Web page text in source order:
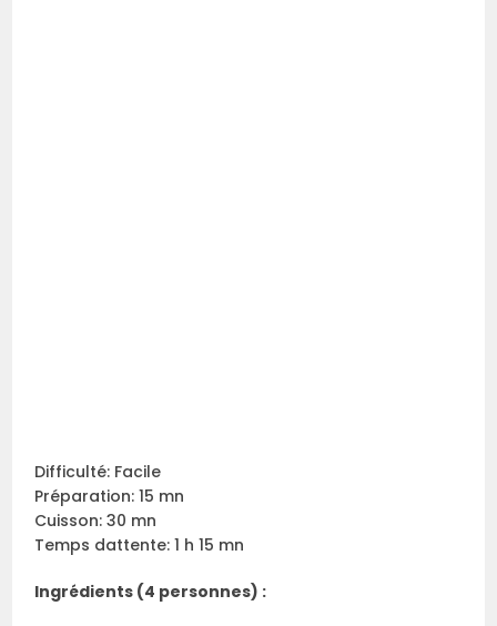
Difficulté: Facile
Préparation: 15 mn
Cuisson: 30 mn
Temps dattente: 1 h 15 mn
Ingrédients (4 personnes) :